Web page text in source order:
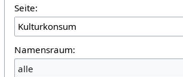
Seite:
Namensraum:
alle